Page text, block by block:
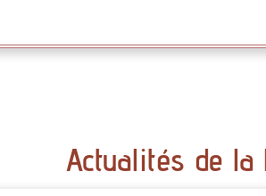
Actualités de